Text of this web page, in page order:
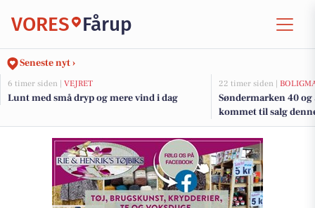
VORES Fårup
Seneste nyt ›
6 timer siden | VEJRET
Lunt med små dryp og mere vind i dag
22 timer siden |
Søndermarken 40
kommet til salg
boligerne her.